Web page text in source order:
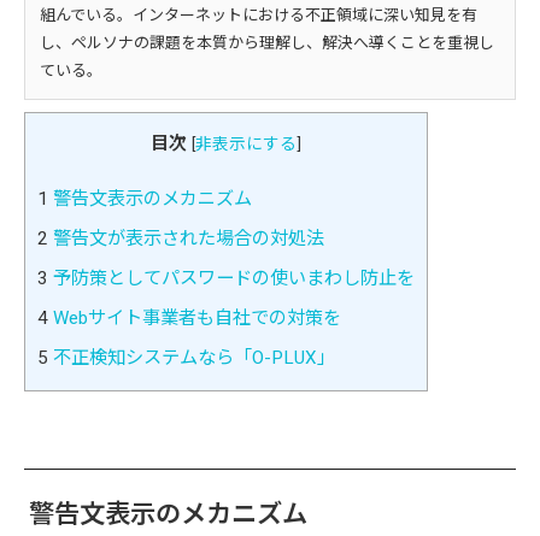
組んでいる。インターネットにおける不正領域に深い知見を有
し、ペルソナの課題を本質から理解し、解決へ導くことを重視し
ている。
目次 [非表示にする]
1 警告文表示のメカニズム
2 警告文が表示された場合の対処法
3 予防策としてパスワードの使いまわし防止を
4 Webサイト事業者も自社での対策を
5 不正検知システムなら「O-PLUX」
警告文表示のメカニズム